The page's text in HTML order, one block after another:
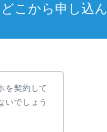
こから申し込ん
を契約して
いでしょう